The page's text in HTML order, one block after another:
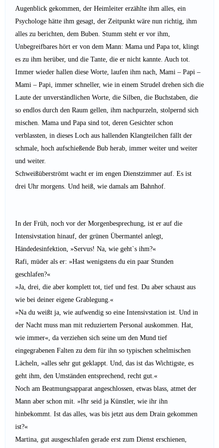
Augenblick gekommen, der Heimleiter erzählte ihm alles, ein
Psychologe hätte ihm gesagt, der Zeitpunkt wäre nun richtig, ihm
alles zu berichten, dem Buben. Stumm steht er vor ihm,
Unbegreifbares hört er von dem Mann: Mama und Papa tot, klingt
es zu ihm herüber, und die Tante, die er nicht kannte. Auch tot.
Immer wieder hallen diese Worte, laufen ihm nach, Mami – Papi –
Mami – Papi, immer schneller, wie in einem Strudel drehen sich die
Laute der unverständlichen Worte, die Silben, die Buchstaben, die
so endlos durch den Raum gellen, ihm nachpurzeln, stolpernd sich
mischen. Mama und Papa sind tot, deren Gesichter schon
verblassten, in dieses Loch aus hallenden Klangteilchen fällt der
schmale, hoch aufschießende Bub herab, immer weiter und weiter
und weiter.
Schweißüberströmt wacht er im engen Dienstzimmer auf. Es ist
drei Uhr morgens. Und heiß, wie damals am Bahnhof.
In der Früh, noch vor der Morgenbesprechung, ist er auf die
Intensivstation hinauf, der grünen Übermantel anlegt,
Händedesinfektion, »Servus! Na, wie geht`s ihm?«
Rafi, müder als er: »Hast wenigstens du ein paar Stunden
geschlafen?«
»Ja, drei, die aber komplett tot, tief und fest. Du aber schaust aus
wie bei deiner eigene Grablegung.«
»Na du weißt ja, wie aufwendig so eine Intensivstation ist. Und in
der Nacht muss man mit reduziertem Personal auskommen. Hat,
wie immer«, da verziehen sich seine um den Mund tief
eingegrabenen Falten zu dem für ihn so typischen schelmischen
Lächeln, »alles sehr gut geklappt. Und, das ist das Wichtigste, es
geht ihm, den Umständen entsprechend, recht gut.«
Noch am Beatmungsapparat angeschlossen, etwas blass, atmet der
Mann aber schon mit. »Ihr seid ja Künstler, wie ihr ihn
hinbekommt. Ist das alles, was bis jetzt aus dem Drain gekommen
ist?«
Martina, gut ausgeschlafen gerade erst zum Dienst erschienen,